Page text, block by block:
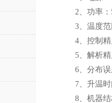
2、功率
3、温度
4、控制
5、解析
6、分布
7、升温
8、机器